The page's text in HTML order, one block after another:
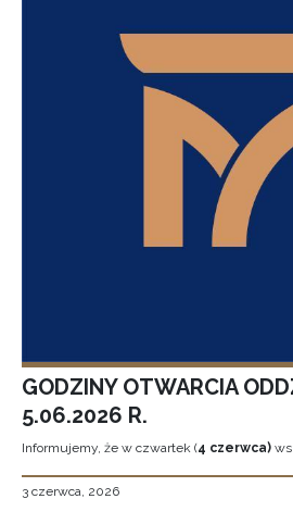
GODZINY OTWARCIA
5.06.2026 R.
Informujemy, że w czwartek (4 czerwca)
3 czerwca, 2026